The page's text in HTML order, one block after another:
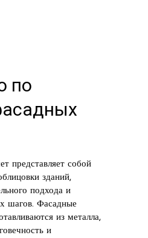
по
представляет собой
зданий,
подхода и
шагов. Фасадные
из металла,
и